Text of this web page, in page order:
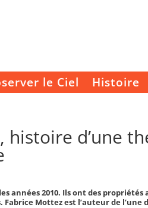
le Ciel Histoire
histoire d’une
années 2010. Ils ont des
Mottez est l’auteur de l’une